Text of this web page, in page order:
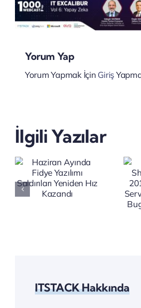
Yorum Yap
Yorum Yapmak İçin Giriş
İlgili Yazılar
SharePoint
Server
2016 ve
SharePoint
Sonlandırıyor
ITSTACK Hakkında